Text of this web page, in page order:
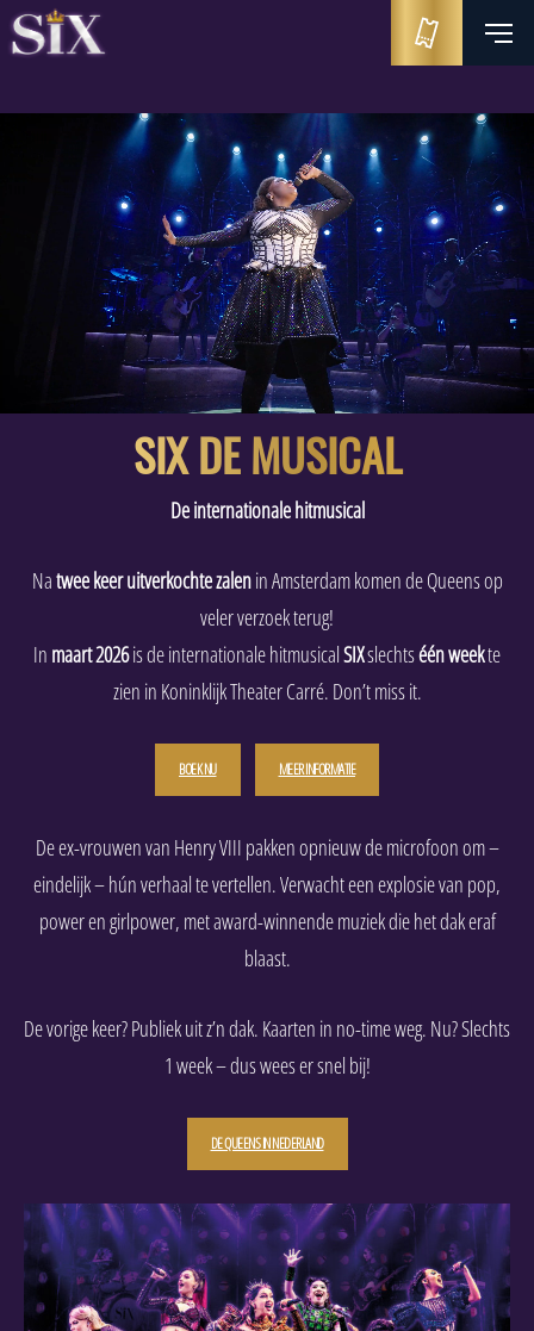
SIX DE MUSICAL
De internationale hitmusical
Natwee keer uitverkochte zalenin Amsterdam komen de Queens op
veler verzoek terug!
In maart 2026is de internationale hitmusicalSIXslechtséén weekte
zien in Koninklijk Theater Carré. Don’t miss it.
BOEK NU MEER INFORMATIE
De ex-vrouwen van Henry VIII pakken opnieuw de microfoon om –
eindelijk – hún verhaal te vertellen. Verwacht een explosie van pop,
power en girlpower, met award-winnende muziek die het dak eraf
blaast.
De vorige keer? Publiek uit z’n dak. Kaarten in no-time weg. Nu? Slechts
1 week – dus wees er snel bij!
DE QUEENS IN NEDERLAND